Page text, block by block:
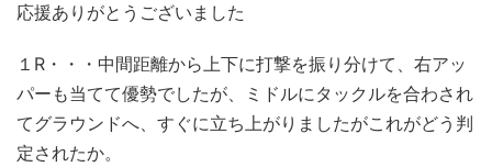
応援ありがとうございました
１R・・・中間距離から上下に打撃を振り分けて、右アッ
パーも当てて優勢でしたが、ミドルにタックルを合わされ
てグラウンドへ、すぐに立ち上がりましたがこれがどう判
定されたか。